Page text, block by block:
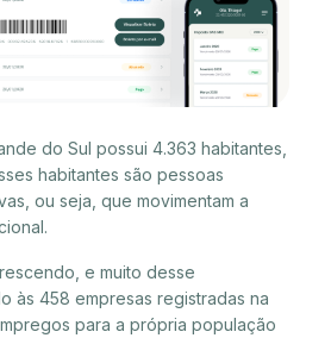
do Sul possui 4.363 habitantes,
habitantes são pessoas
ou seja, que movimentam a
e muito desse
às 458 empresas registradas na
para a própria população